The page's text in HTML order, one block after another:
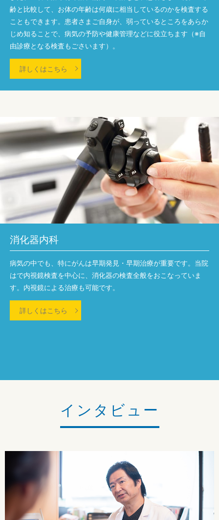
齢と比較して、お体の年齢は何歳に相当しているのかを検査する
こともできます。患者さまご自身が、弱っているところをあらか
じめ知ることで、病気の予防や健康管理などに役立ちます（※自
由診療となる検査もごさいます）。
詳しくはこちら
消化器内科
病気の中でも、特にがんは早期発見・早期治療が重要です。当院
はで内視鏡検査を中心に、消化器の検査全般をおこなっていま
す。内視鏡による治療も可能です。
詳しくはこちら
インタビュー